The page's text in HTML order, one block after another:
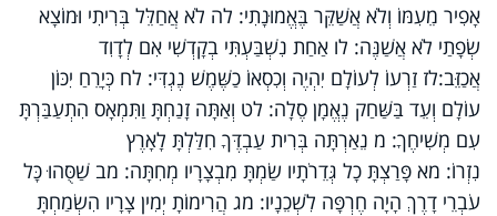
אָפִיר מֵעִמּוֹ וְלֹא אֲשַׁקֵּר בֶּאֱמוּנָתִי: לה לֹא אֲחַלֵּל בְּרִיתִי וּמוֹצָא
שְׂפָתַי לֹא אֲשַׁנֶּה: לו אַחַת נִשְׁבַּעְתִּי בְקָדְשִׁי אִם לְדָוִד
אֲכַזֵּב:לז זַרְעוֹ לְעוֹלָם יִהְיֶה וְכִסְאוֹ כַשֶּׁמֶשׁ נֶגְדִּי: לח כְּיָרֵחַ יִכּוֹן
עוֹלָם וְעֵד בַּשַּׁחַק נֶאֱמָן סֶלָה: לט וְאַתָּה זָנַחְתָּ וַתִּמְאָס הִתְעַבַּרְתָּ
עִם מְשִׁיחֶךָ: מ נֵאַרְתָּה בְּרִית עַבְדֶּךָ חִלַּלְתָּ לָאָרֶץ
נִזְרוֹ: מא פָּרַצְתָּ כָל גְּדֵרֹתָיו שַׂמְתָּ מִבְצָרָיו מְחִתָּה: מב שַׁסֻּהוּ כָּל
עֹבְרֵי דָרֶךְ הָיָה חֶרְפָּה לִשְׁכֵנָיו: מג הֲרִימוֹתָ יְמִין צָרָיו הִשְׂמַחְתָּ